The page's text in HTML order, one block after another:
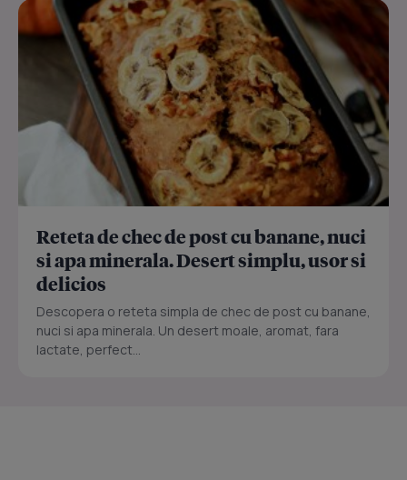
Reteta de chec de post cu banane, nuci
si apa minerala. Desert simplu, usor si
delicios
Descopera o reteta simpla de chec de post cu banane,
nuci si apa minerala. Un desert moale, aromat, fara
lactate, perfect...